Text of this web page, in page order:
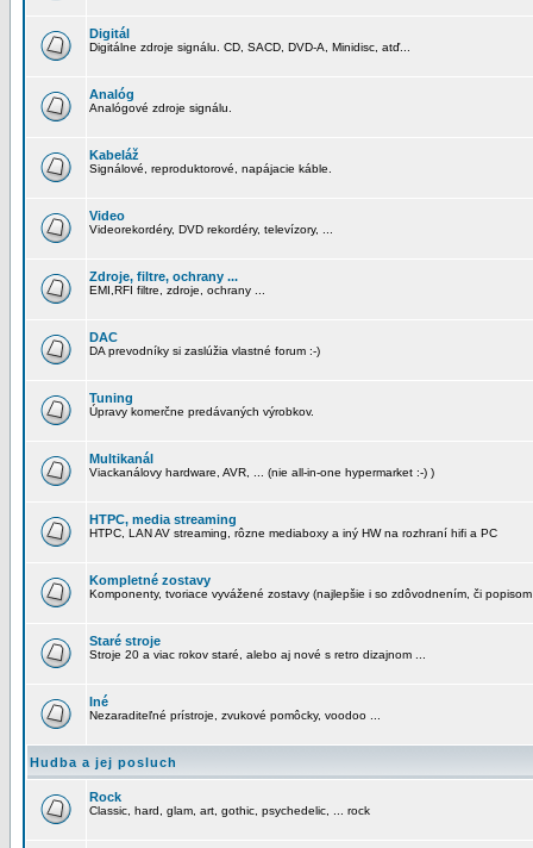
Digitál
Digitálne zdroje signálu. CD, SACD, DVD-A, Minidisc, atď...
Analóg
Analógové zdroje signálu.
Kabeláž
Signálové, reproduktorové, napájacie káble.
Video
Videorekordéry, DVD rekordéry, televízory, ...
Zdroje, filtre, ochrany ...
EMI,RFI filtre, zdroje, ochrany ...
DAC
DA prevodníky si zaslúžia vlastné forum :-)
Tuning
Úpravy komerčne predávaných výrobkov.
Multikanál
Viackanálovy hardware, AVR, ... (nie all-in-one hypermarket :-) )
HTPC, media streaming
HTPC, LAN AV streaming, rôzne mediaboxy a iný HW na rozhraní hifi a PC
Kompletné zostavy
Komponenty, tvoriace vyvážené zostavy (najlepšie i so zdôvodnením, či
Staré stroje
Stroje 20 a viac rokov staré, alebo aj nové s retro dizajnom ...
Iné
Nezaraditeľné prístroje, zvukové pomôcky, voodoo ...
Hudba a jej posluch
Rock
Classic, hard, glam, art, gothic, psychedelic, ... rock